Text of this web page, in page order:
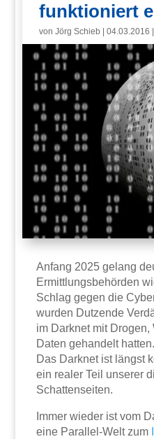
funktioniert
vonJörg Schieb |04.03.2016
Anfang 2025 gelang
Ermittlungsbehörden
Schlag gegen die
wurden Dutzende
im Darknet mit
Daten gehandelt
Das Darknet ist längst
ein realer Teil unserer
Schattenseiten.
Immer wieder ist vom
eine Parallel-Welt zum